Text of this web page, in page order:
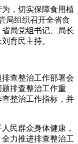
，切实保障食用植
局组织召开全省食
局党组书记、局长
育民主持。
查整治工作部署会
排查整治工作重
整治工作指标，并
民群众身体健康，
力推进排查整治工